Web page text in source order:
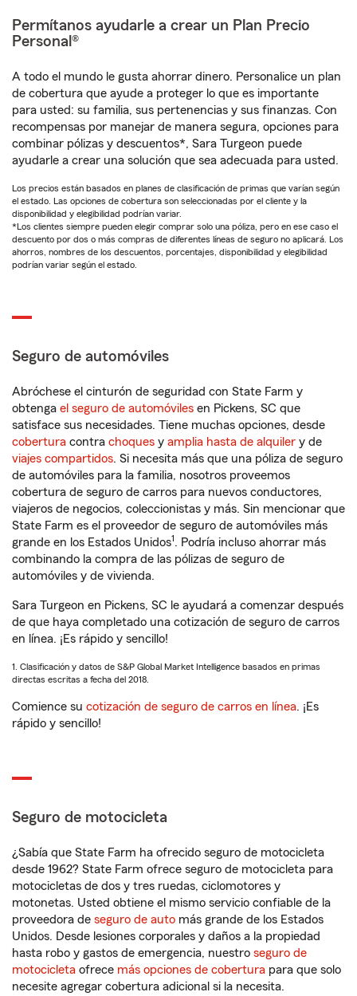
Permítanos ayudarle a crear un Plan Precio
Personal®
A todo el mundo le gusta ahorrar dinero. Personalice un plan
de cobertura que ayude a proteger lo que es importante
para usted: su familia, sus pertenencias y sus finanzas. Con
recompensas por manejar de manera segura, opciones para
combinar pólizas y descuentos*, Sara Turgeon puede
ayudarle a crear una solución que sea adecuada para usted.
Los precios están basados en planes de clasificación de primas que varían según
el estado. Las opciones de cobertura son seleccionadas por el cliente y la
disponibilidad y elegibilidad podrían variar.
*Los clientes siempre pueden elegir comprar solo una póliza, pero en ese caso el
descuento por dos o más compras de diferentes líneas de seguro no aplicará. Los
ahorros, nombres de los descuentos, porcentajes, disponibilidad y elegibilidad
podrían variar según el estado.
Seguro de automóviles
Abróchese el cinturón de seguridad con State Farm y
obtenga el seguro de automóviles en Pickens, SC que
satisface sus necesidades. Tiene muchas opciones, desde
cobertura contra choques y amplia hasta de alquiler y de
viajes compartidos. Si necesita más que una póliza de seguro
de automóviles para la familia, nosotros proveemos
cobertura de seguro de carros para nuevos conductores,
viajeros de negocios, coleccionistas y más. Sin mencionar que
State Farm es el proveedor de seguro de automóviles más
grande en los Estados Unidos1 . Podría incluso ahorrar más
combinando la compra de las pólizas de seguro de
automóviles y de vivienda.
Sara Turgeon en Pickens, SC le ayudará a comenzar después
de que haya completado una cotización de seguro de carros
en línea. ¡Es rápido y sencillo!
1. Clasificación y datos de S&P Global Market Intelligence basados en primas
directas escritas a fecha del 2018.
Comience su cotización de seguro de carros en línea. ¡Es
rápido y sencillo!
Seguro de motocicleta
¿Sabía que State Farm ha ofrecido seguro de motocicleta
desde 1962? State Farm ofrece seguro de motocicleta para
motocicletas de dos y tres ruedas, ciclomotores y
motonetas. Usted obtiene el mismo servicio confiable de la
proveedora de seguro de auto más grande de los Estados
Unidos. Desde lesiones corporales y daños a la propiedad
hasta robo y gastos de emergencia, nuestro seguro de
motocicleta ofrece más opciones de cobertura para que solo
necesite agregar cobertura adicional si la necesita.